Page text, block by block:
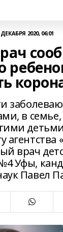
ДЕКАБРЯ 2020, 06:01
в
врач
Уфы,
Павел